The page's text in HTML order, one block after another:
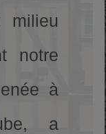
milieu
notre
à
a